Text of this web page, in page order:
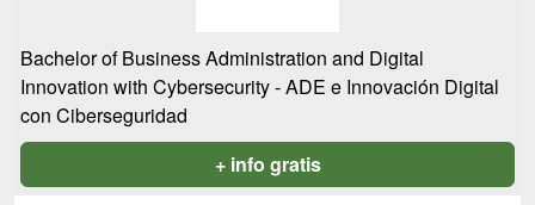
Bachelor of Business Administration and Digital
Innovation with Cybersecurity - ADE e Innovación Digital
con Ciberseguridad
+ info gratis